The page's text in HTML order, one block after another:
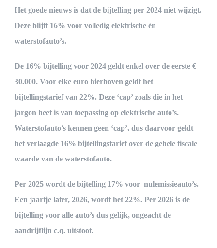
Het goede nieuws is dat de bijtelling per 2024 niet wijzigt.
Deze blijft 16% voor volledig elektrische én
waterstofauto’s.
De 16% bijtelling voor 2024 geldt enkel over de eerste €
30.000. Voor elke euro hierboven geldt het
bijtellingstarief van 22%. Deze ‘cap’ zoals die in het
jargon heet is van toepassing op elektrische auto’s.
Waterstofauto’s kennen geen ‘cap’, dus daarvoor geldt
het verlaagde 16% bijtellingstarief over de gehele fiscale
waarde van de waterstofauto.
Per 2025 wordt de bijtelling 17% voor nulemissieauto’s.
Een jaartje later, 2026, wordt het 22%. Per 2026 is de
bijtelling voor alle auto’s dus gelijk, ongeacht de
aandrijflijn c.q. uitstoot.